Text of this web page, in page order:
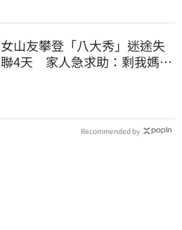
女山友攀登「八大秀」迷途失
聯4天 家人急求助：剩我媽還
Recommended by